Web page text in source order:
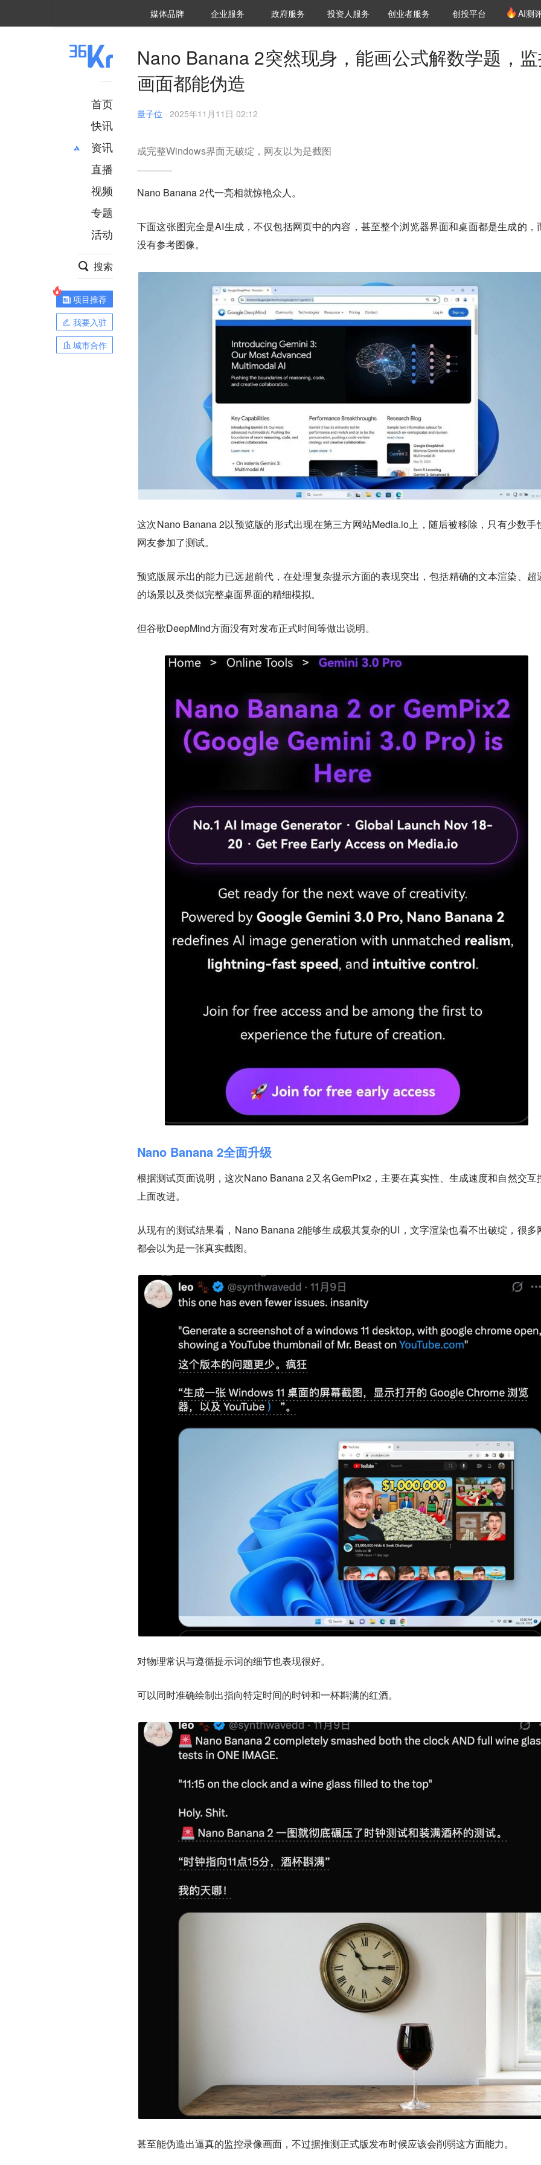
媒体品牌 36Kr研究院
企业服务 城市之窗
政府服务 VClub投资机构库
投资机构职位推介
投资人服务 创投氪堂
创业者服务 创投平台 AI测
首页
快讯
资讯
推荐
财经
项目推荐
安徽
直播
视频
专题
活动
搜索
项目推荐
我要入驻
城市合作
Nano Banana 2突然现身，能画公式解数学题，
画面都能伪造
量子位 · 2025年11月11日 02:12
成完整Windows界面无破绽，网友以为是截图
Nano Banana 2代一亮相就惊艳众人。
下面这张图完全是AI生成，不仅包括网页中的内容，甚至整个浏览器界面和桌面都是生成的，
没有参考图像。
这次Nano Banana 2以预览版的形式出现在第三方网站Media.io上，随后被移除，只有少数手
网友参加了测试。
预览版展示出的能力已远超前代，在处理复杂提示方面的表现突出，包括精确的文本渲染、超
的场景以及类似完整桌面界面的精细模拟。
但谷歌DeepMind方面没有对发布正式时间等做出说明。
Nano Banana 2全面升级
根据测试页面说明，这次Nano Banana 2又名GemPix2，主要在真实性、生成速度和自然交互
上面改进。
从现有的测试结果看，Nano Banana 2能够生成极其复杂的UI，文字渲染也看不出破绽，很多
都会以为是一张真实截图。
对物理常识与遵循提示词的细节也表现很好。
可以同时准确绘制出指向特定时间的时钟和一杯斟满的红酒。
甚至能伪造出逼真的监控录像画面，不过据推测正式版发布时候应该会削弱这方面能力。